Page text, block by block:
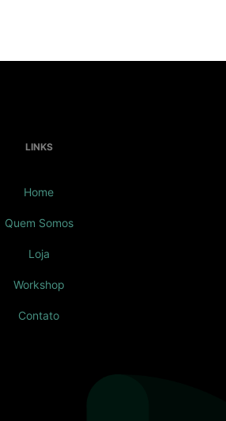
LINKS
Home
Quem Somos
Loja
Workshop
Contato